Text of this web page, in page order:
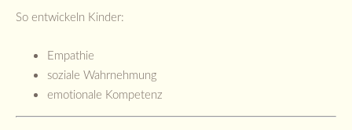
So entwickeln Kinder:
Empathie
soziale Wahrnehmung
emotionale Kompetenz